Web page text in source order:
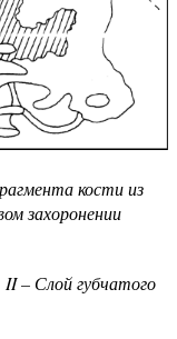
кости из
захоронении
– Слой губчатого